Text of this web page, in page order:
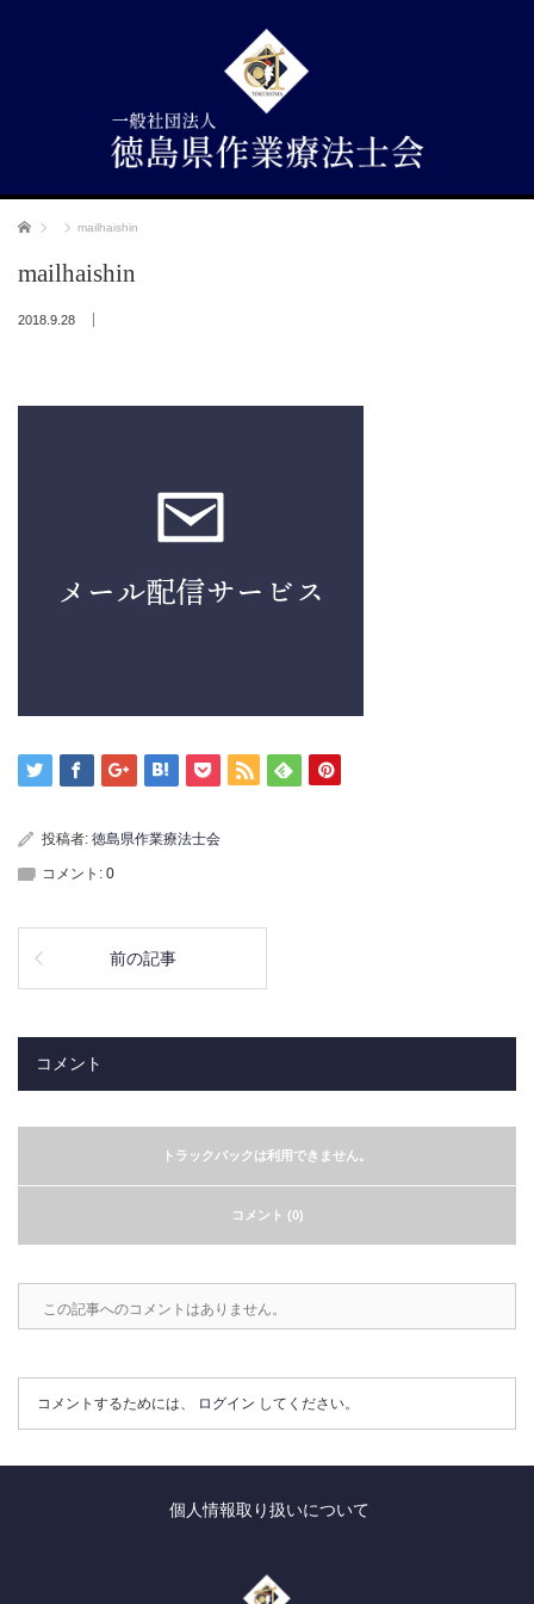
ホーム mailhaishin
mailhaishin
2018.9.28
投稿者: 徳島県作業療法士会
コメント: 0
前の記事
コメント
トラックバックは利用できません。
コメント (0)
この記事へのコメントはありません。
コメントするためには、 ログイン してください。
個人情報取り扱いについて